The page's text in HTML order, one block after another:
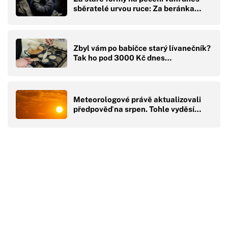
sběratelé urvou ruce: Za beránka…
Zbyl vám po babičce starý lívanečník?
Tak ho pod 3000 Kč dnes…
Meteorologové právě aktualizovali
předpověď na srpen. Tohle vyděsí…